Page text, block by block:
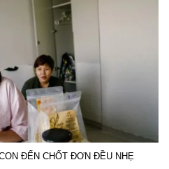
ĐẾN CHỐT ĐƠN ĐỀU NHẸ